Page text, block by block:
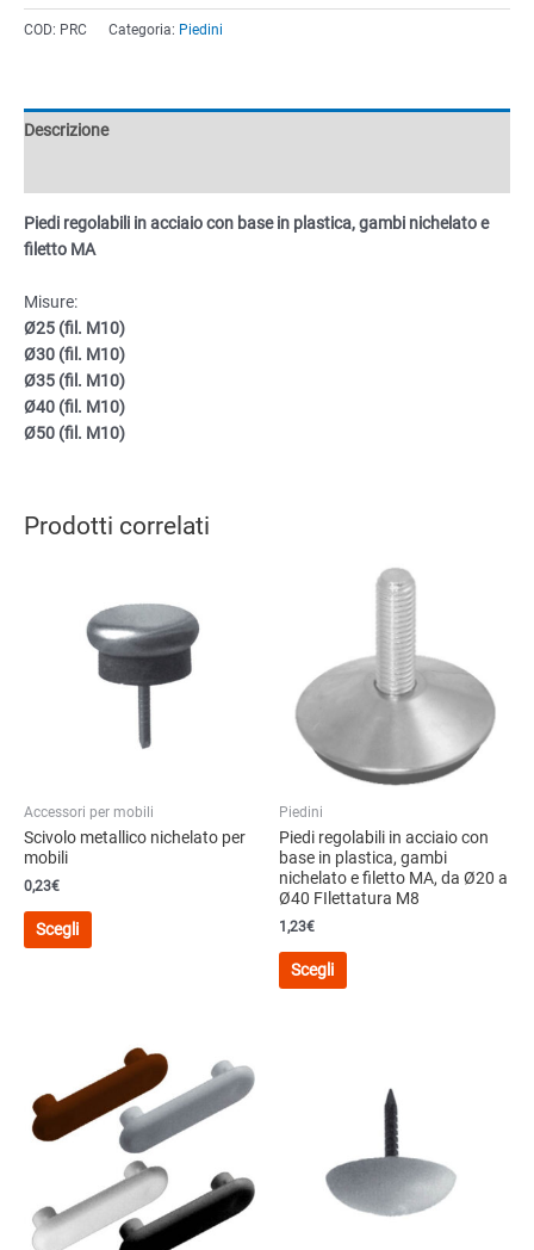
in
acciaio
in
nichelato
e
filetto
da
Ø25
a
Ø50
Filettatura
10
COD: PRC Categoria: Piedini
Descrizione
Piedi regolabili in acciaio con base in plastica, gambi nichelato e
filetto MA
Misure:
Ø25 (fil. M10)
Ø30 (fil. M10)
Ø35 (fil. M10)
Ø40 (fil. M10)
Ø50 (fil. M10)
Prodotti correlati
Accessori per mobili
Scivolo metallico nichelato per
mobili
0,23€
Scegli
Questo
prodotto
opzioni
possono
essere
scelte
nella
pagina
del
Piedini
Piedi regolabili in acciaio con
base in plastica, gambi
nichelato e filetto MA, da Ø20 a
Ø40 FIlettatura M8
1,23€
Scegli
Questo
prodotto
opzioni
possono
essere
scelte
nella